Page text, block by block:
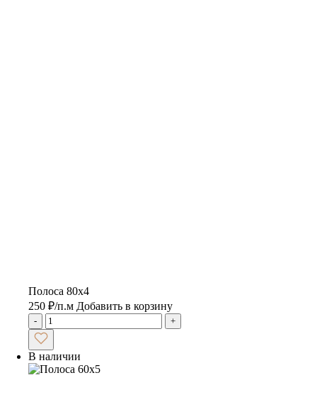
Полоса 80х4
250 ₽/п.м Добавить в корзину
- +
В наличии